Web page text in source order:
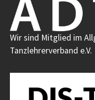
Wir sind Mitglied im
Tanzlehrerverband e.V.